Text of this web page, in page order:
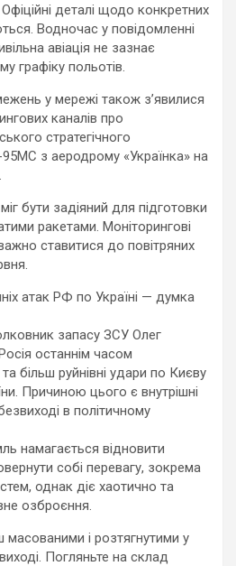
деталі щодо конкретних
Водночас у повідомленні
авіація не зазнає
графіку польотів.
у мережі також з’явилися
каналів про
стратегічного
з аеродрому «Українка» на
бути задіяний для підготовки
ракетами. Моніторингові
ставитися до повітряних
атак РФ по Україні — думка
запасу ЗСУ Олег
останнім часом
більш руйнівні удари по Києву
Причиною цього є внутрішні
в політичному
намагається відновити
собі перевагу, зокрема
однак діє хаотично та
озброєння.
і розтягнутими у
Погляньте на склад